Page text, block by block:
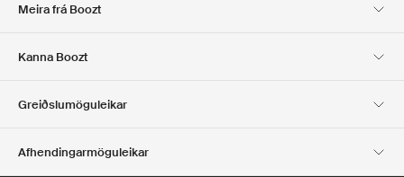
Meira frá Boozt
Club Boozt
Kanna Boozt
Greiðslumöguleikar
Afhendingarmöguleikar